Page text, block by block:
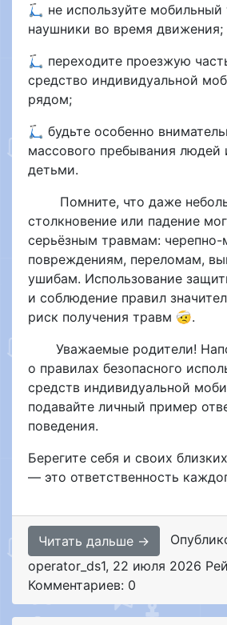
🛴 не используйте мобильный
наушники во время движения;
🛴 переходите проезжую
средство индивидуальной
рядом;
🛴 будьте особенно
массового пребывания людей
детьми.
Помните, что даже
столкновение или падение
серьёзным травмам:
повреждениям, переломам,
ушибам. Использование
и соблюдение правил
риск получения травм 🤕.
Уважаемые родители!
о правилах безопасного
средств индивидуальной
подавайте личный пример
поведения.
Берегите себя и своих
— это ответственность
Читать дальше →
operator_ds1, 22 июля 2026
Комментариев: 0